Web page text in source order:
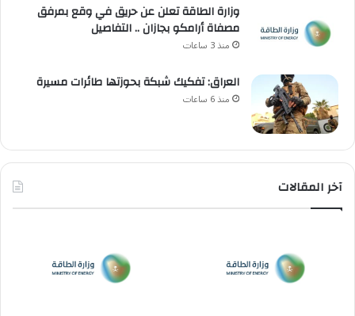
وزارة الطاقة تعلن عن حريق في وقع بمرفق
مصفاة أرامكو بجازان .. التفاصيل
منذ 3 ساعات
العراق: تفكيك شبكة بحوزتها طائرات مسيرة
منذ 6 ساعات
آخر المقالات